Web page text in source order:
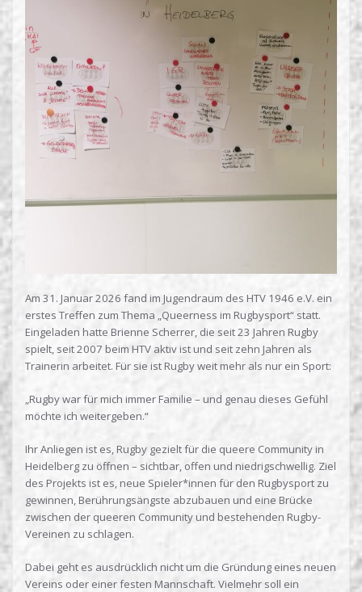
Am 31. Januar 2026 fand im Jugendraum des HTV 1946 e.V. ein
erstes Treffen zum Thema „Queerness im Rugbysport“ statt.
Eingeladen hatte Brienne Scherrer, die seit 23 Jahren Rugby
spielt, seit 2007 beim HTV aktiv ist und seit zehn Jahren als
Trainerin arbeitet. Für sie ist Rugby weit mehr als nur ein Sport:
„Rugby war für mich immer Familie – und genau dieses Gefühl
möchte ich weitergeben.“
Ihr Anliegen ist es, Rugby gezielt für die queere Community in
Heidelberg zu öffnen – sichtbar, offen und niedrigschwellig. Ziel
des Projekts ist es, neue Spieler*innen für den Rugbysport zu
gewinnen, Berührungsängste abzubauen und eine Brücke
zwischen der queeren Community und bestehenden Rugby-
Vereinen zu schlagen.
Dabei geht es ausdrücklich nicht um die Gründung eines neuen
Vereins oder einer festen Mannschaft. Vielmehr soll ein